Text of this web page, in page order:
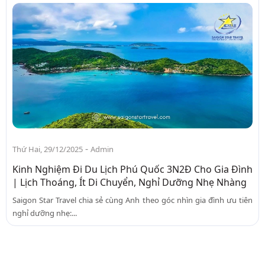
Thứ Hai, 29/12/2025 - Admin
Kinh Nghiệm Đi Du Lịch Phú Quốc 3N2Đ Cho Gia Đình
| Lịch Thoáng, Ít Di Chuyển, Nghỉ Dưỡng Nhẹ Nhàng
Saigon Star Travel chia sẻ cùng Anh theo góc nhìn gia đình ưu tiên
nghỉ dưỡng nhẹ:...